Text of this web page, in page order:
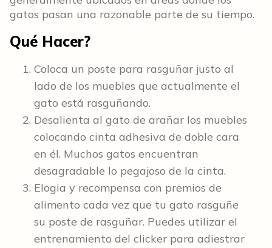
gatos pasan una razonable parte de su tiempo.
Qué Hacer?
Coloca un poste para rasguñar justo al
lado de los muebles que actualmente el
gato está rasguñando.
Desalienta al gato de arañar los muebles
colocando cinta adhesiva de doble cara
en él. Muchos gatos encuentran
desagradable lo pegajoso de la cinta.
Elogia y recompensa con premios de
alimento cada vez que tu gato rasguñe
su poste de rasguñar. Puedes utilizar el
entrenamiento del clicker para adiestrar